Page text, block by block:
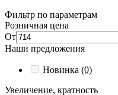
Фильтр по параметрам
Розничная цена
От
Наши предложения
Новинка (0)
Увеличение, кратность